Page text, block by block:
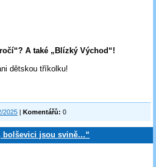
A také „Blízký Východ“!
dětskou tříkolku!
2025 |Komentářů: 0
bolševici jsou svině…“